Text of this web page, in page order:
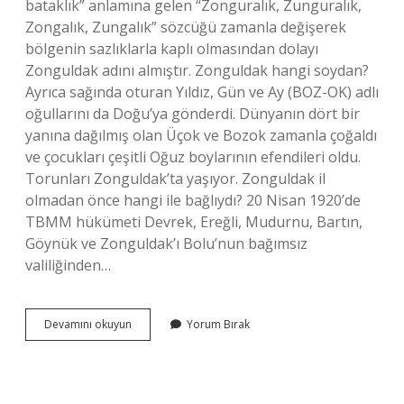
bataklık” anlamına gelen “Zonguralık, Zunguralık,
Zongalık, Zungalık” sözcüğü zamanla değişerek
bölgenin sazlıklarla kaplı olmasından dolayı
Zonguldak adını almıştır. Zonguldak hangi soydan?
Ayrıca sağında oturan Yıldız, Gün ve Ay (BOZ-OK) adlı
oğullarını da Doğu’ya gönderdi. Dünyanın dört bir
yanına dağılmış olan Üçok ve Bozok zamanla çoğaldı
ve çocukları çeşitli Oğuz boylarının efendileri oldu.
Torunları Zonguldak’ta yaşıyor. Zonguldak il
olmadan önce hangi ile bağlıydı? 20 Nisan 1920’de
TBMM hükümeti Devrek, Ereğli, Mudurnu, Bartın,
Göynük ve Zonguldak’ı Bolu’nun bağımsız
valiliğinden…
Devamını okuyun Zonguldakta
Kimler
Yorum Bırak